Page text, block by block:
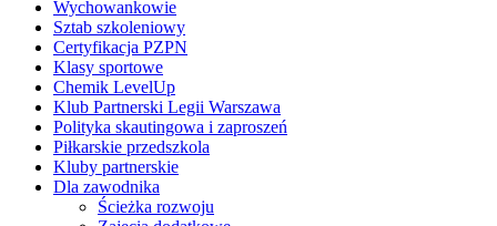
Wychowankowie
Sztab szkoleniowy
Certyfikacja PZPN
Klasy sportowe
Chemik LevelUp
Klub Partnerski Legii Warszawa
Polityka skautingowa i zaproszeń
Piłkarskie przedszkola
Kluby partnerskie
Dla zawodnika
Ścieżka rozwoju